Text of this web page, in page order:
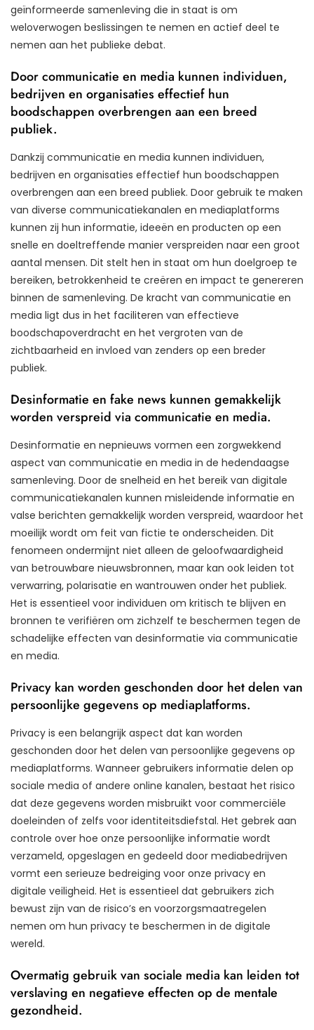
geïnformeerde samenleving die in staat is om
weloverwogen beslissingen te nemen en actief deel te
nemen aan het publieke debat.
Door communicatie en media kunnen individuen,
bedrijven en organisaties effectief hun
boodschappen overbrengen aan een breed
publiek.
Dankzij communicatie en media kunnen individuen,
bedrijven en organisaties effectief hun boodschappen
overbrengen aan een breed publiek. Door gebruik te maken
van diverse communicatiekanalen en mediaplatforms
kunnen zij hun informatie, ideeën en producten op een
snelle en doeltreffende manier verspreiden naar een groot
aantal mensen. Dit stelt hen in staat om hun doelgroep te
bereiken, betrokkenheid te creëren en impact te genereren
binnen de samenleving. De kracht van communicatie en
media ligt dus in het faciliteren van effectieve
boodschapoverdracht en het vergroten van de
zichtbaarheid en invloed van zenders op een breder
publiek.
Desinformatie en fake news kunnen gemakkelijk
worden verspreid via communicatie en media.
Desinformatie en nepnieuws vormen een zorgwekkend
aspect van communicatie en media in de hedendaagse
samenleving. Door de snelheid en het bereik van digitale
communicatiekanalen kunnen misleidende informatie en
valse berichten gemakkelijk worden verspreid, waardoor het
moeilijk wordt om feit van fictie te onderscheiden. Dit
fenomeen ondermijnt niet alleen de geloofwaardigheid
van betrouwbare nieuwsbronnen, maar kan ook leiden tot
verwarring, polarisatie en wantrouwen onder het publiek.
Het is essentieel voor individuen om kritisch te blijven en
bronnen te verifiëren om zichzelf te beschermen tegen de
schadelijke effecten van desinformatie via communicatie
en media.
Privacy kan worden geschonden door het delen van
persoonlijke gegevens op mediaplatforms.
Privacy is een belangrijk aspect dat kan worden
geschonden door het delen van persoonlijke gegevens op
mediaplatforms. Wanneer gebruikers informatie delen op
sociale media of andere online kanalen, bestaat het risico
dat deze gegevens worden misbruikt voor commerciële
doeleinden of zelfs voor identiteitsdiefstal. Het gebrek aan
controle over hoe onze persoonlijke informatie wordt
verzameld, opgeslagen en gedeeld door mediabedrijven
vormt een serieuze bedreiging voor onze privacy en
digitale veiligheid. Het is essentieel dat gebruikers zich
bewust zijn van de risico’s en voorzorgsmaatregelen
nemen om hun privacy te beschermen in de digitale
wereld.
Overmatig gebruik van sociale media kan leiden tot
verslaving en negatieve effecten op de mentale
gezondheid.